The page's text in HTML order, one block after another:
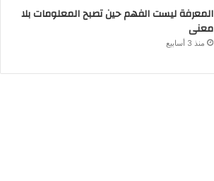
المعرفة ليست الفهم حين تصبح المعلومات بلا
معنى
منذ 3 أسابيع